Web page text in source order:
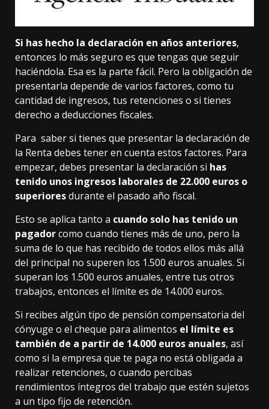
Si has hecho la declaración en años anteriores,
entonces lo más seguro es que tengas que seguir
haciéndola. Esa es la parte fácil. Pero la obligación de
presentarla depende de varios factores, como tu
cantidad de ingresos, tus retenciones o si tienes
derecho a deducciones fiscales.
Para saber si tienes que presentar la declaración de
la Renta debes tener en cuenta estos factores. Para
empezar, debes presentar la declaración si has
tenido unos ingresos laborales de 22.000 euros o
superioresdurante el pasado año fiscal.
Esto se aplica tanto a cuando solo has tenido un
pagadorcomo cuando tienes más de uno, pero la
suma de lo que has recibido de todos ellos más allá
del principal no superen los 1.500 euros anuales. Si
superan los 1.500 euros anuales, entre tus otros
trabajos, entonces el límite es de 14.000 euros.
Si recibes algún tipo de pensión compensatoria del
cónyuge o el cheque para alimentos el límite es
también de a partir de 14.000 euros anuales, así
como si la empresa que te paga no está obligada a
realizar retenciones, o cuando percibas
rendimientos íntegros del trabajo que estén sujetos
a un tipo fijo de retención.